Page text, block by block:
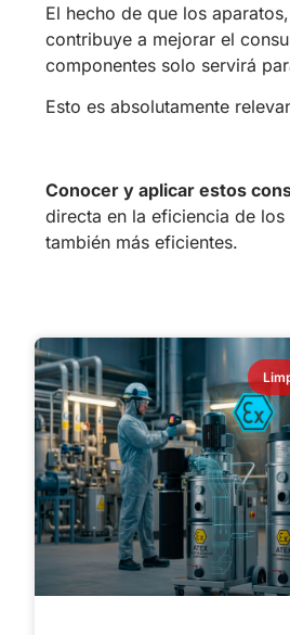
El hecho de que los
contribuye a mejorar el
componentes solo servirá
Esto es absolutamente
Conocer y aplicar estos
directa en la eficiencia de
también más eficientes.